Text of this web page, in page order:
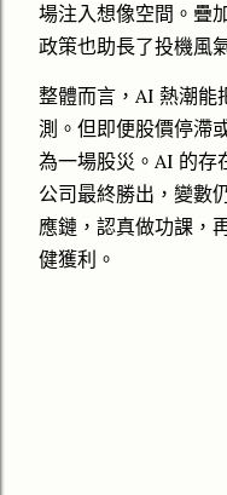
場注入想像空間。疊
政策也助長了投機風
整體而言，AI 熱潮能
測。但即便股價停滯
為一場股災。AI 的存
公司最終勝出，變數
應鏈，認真做功課，
健獲利。